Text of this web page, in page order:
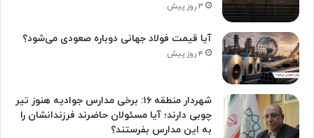
۳ روز پیش
آیا قیمت فولاد جهانی دوباره صعودی می‌شود؟
۴ روز پیش
شهردار منطقه ۱۶: برخی مدارس جوادیه هنوز تیر
چوبی دارند؛ آیا مسئولان حاضرند فرزندانشان را
به این مدارس بفرستند؟